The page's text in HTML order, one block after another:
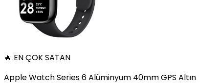
🔥 EN ÇOK SATAN
Apple Watch Series 6 Alüminyum 40mm GPS Altın